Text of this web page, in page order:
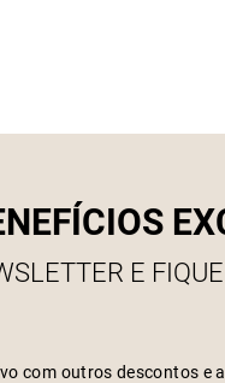
E
com outros descontos e